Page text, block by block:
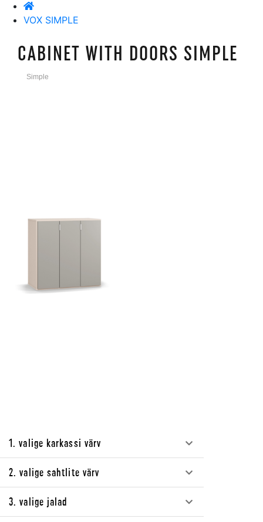
VOX SIMPLE
CABINET WITH DOORS SIMPLE
Simple
1. valige karkassi värv
2. valige sahtlite värv
3. valige jalad